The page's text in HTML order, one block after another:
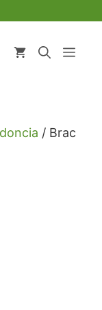
/ Brac